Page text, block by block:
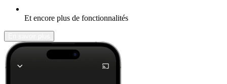
Et encore plus de fonctionnalités